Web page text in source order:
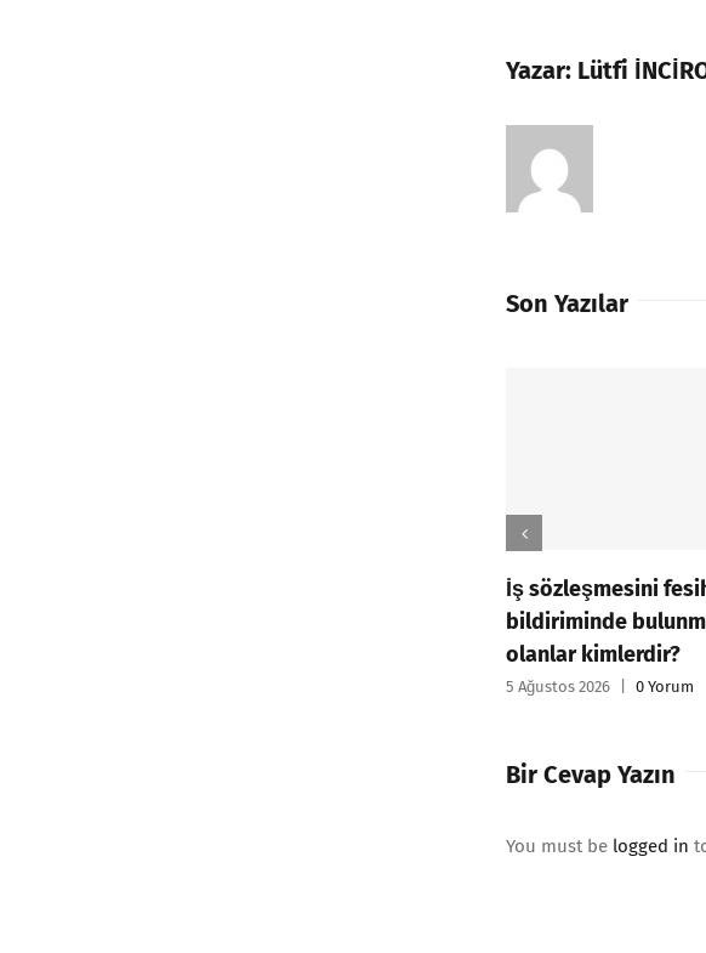
Yazar: Lütfi
Son Yazılar
bildiriminde bulunmaya yetkili
Kısmi
çalışan
nasıl
29 Temmuz 2026
Bir Cevap Yazın
You must be logged in